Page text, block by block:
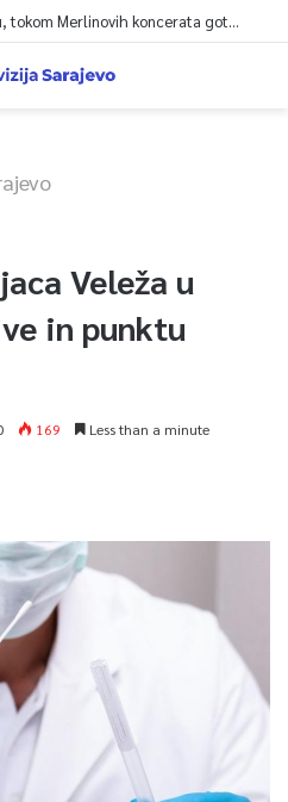
U julu u KS rast broja gostiju, tokom Merlinovih koncerata gotovo 156 miliona KM prometa
Veleža u
in punktu
169 Less than a minute